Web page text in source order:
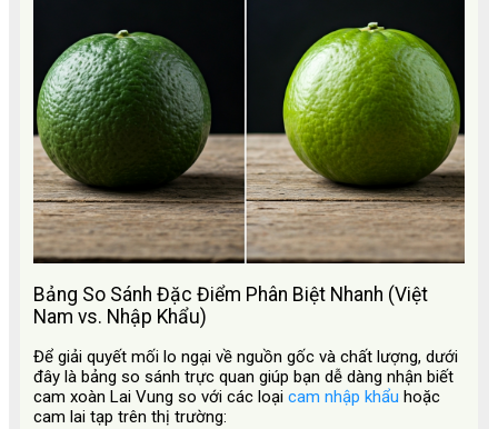
Bảng So Sánh Đặc Điểm Phân Biệt Nhanh (Việt
Nam vs. Nhập Khẩu)
Để giải quyết mối lo ngại về nguồn gốc và chất lượng, dưới
đây là bảng so sánh trực quan giúp bạn dễ dàng nhận biết
cam xoàn Lai Vung so với các loại cam nhập khẩu hoặc
cam lai tạp trên thị trường: